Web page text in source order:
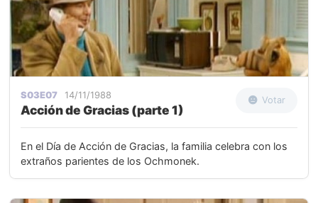
S03E07 14/11/1988
Acción de Gracias (parte 1)
Votar
En el Día de Acción de Gracias, la familia celebra con los
extraños parientes de los Ochmonek.